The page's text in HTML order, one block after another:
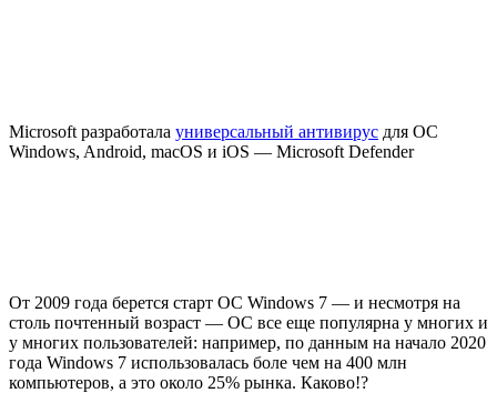
Microsoft разработала универсальный антивирус для ОС
Windows, Android, macOS и iOS — Microsoft Defender
От 2009 года берется старт ОС Windows 7 — и несмотря на
столь почтенный возраст — ОС все еще популярна у многих и
у многих пользователей: например, по данным на начало 2020
года Windows 7 использовалась боле чем на 400 млн
компьютеров, а это около 25% рынка. Каково!?